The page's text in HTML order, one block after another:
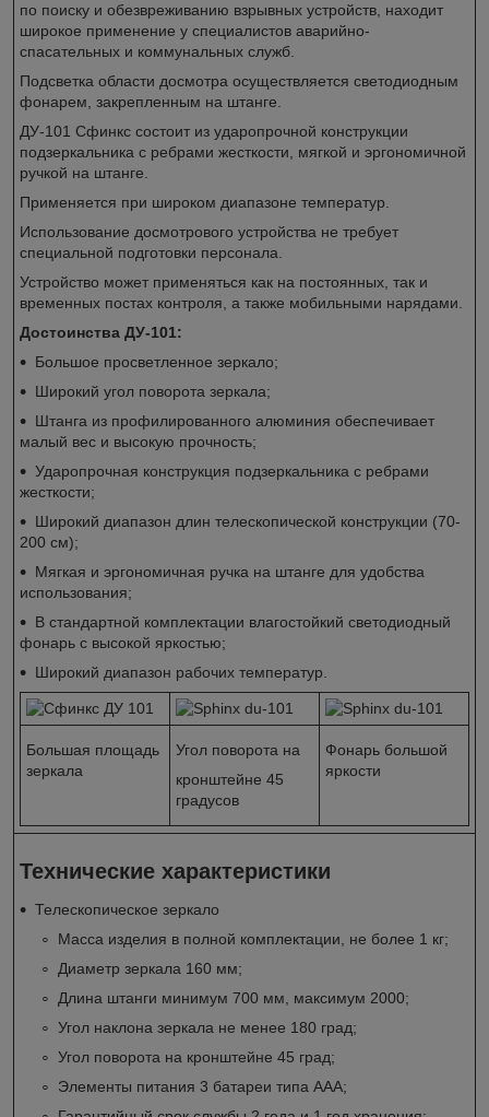
по поиску и обезвреживанию взрывных устройств, находит
широкое применение у специалистов аварийно-
спасательных и коммунальных служб.
Подсветка области досмотра осуществляется светодиодным
фонарем, закрепленным на штанге.
ДУ-101 Сфинкс состоит из ударопрочной конструкции
подзеркальника с ребрами жесткости, мягкой и эргономичной
ручкой на штанге.
Применяется при широком диапазоне температур.
Использование досмотрового устройства не требует
специальной подготовки персонала.
Устройство может применяться как на постоянных, так и
временных постах контроля, а также мобильными нарядами.
Достоинства ДУ-101:
Большое просветленное зеркало;
Широкий угол поворота зеркала;
Штанга из профилированного алюминия обеспечивает
малый вес и высокую прочность;
Ударопрочная конструкция подзеркальника с ребрами
жесткости;
Широкий диапазон длин телескопической конструкции (70-
200 см);
Мягкая и эргономичная ручка на штанге для удобства
использования;
В стандартной комплектации влагостойкий светодиодный
фонарь с высокой яркостью;
Широкий диапазон рабочих температур.
Большая площадь
зеркала
Угол поворота на
кронштейне 45
градусов
Фонарь большой
яркости
Технические характеристики
Телескопическое зеркало
Масса изделия в полной комплектации, не более 1 кг;
Диаметр зеркала 160 мм;
Длина штанги минимум 700 мм, максимум 2000;
Угол наклона зеркала не менее 180 град;
Угол поворота на кронштейне 45 град;
Элементы питания 3 батареи типа AAA;